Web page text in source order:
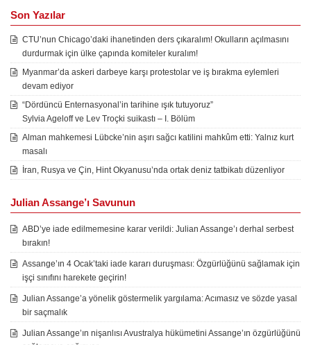
Son Yazılar
CTU’nun Chicago’daki ihanetinden ders çıkaralım! Okulların açılmasını
durdurmak için ülke çapında komiteler kuralım!
Myanmar’da askeri darbeye karşı protestolar ve iş bırakma eylemleri
devam ediyor
“Dördüncü Enternasyonal’in tarihine ışık tutuyoruz”
Sylvia Ageloff ve Lev Troçki suikastı – I. Bölüm
Alman mahkemesi Lübcke’nin aşırı sağcı katilini mahkûm etti: Yalnız kurt
masalı
İran, Rusya ve Çin, Hint Okyanusu’nda ortak deniz tatbikatı düzenliyor
Julian Assange’ı Savunun
ABD’ye iade edilmemesine karar verildi: Julian Assange’ı derhal serbest
bırakın!
Assange’ın 4 Ocak’taki iade kararı duruşması: Özgürlüğünü sağlamak için
işçi sınıfını harekete geçirin!
Julian Assange’a yönelik göstermelik yargılama: Acımasız ve sözde yasal
bir saçmalık
Julian Assange’ın nişanlısı Avustralya hükümetini Assange’ın özgürlüğünü